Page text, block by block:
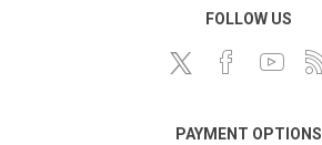
FOLLOW US
PAYMENT OPTIONS